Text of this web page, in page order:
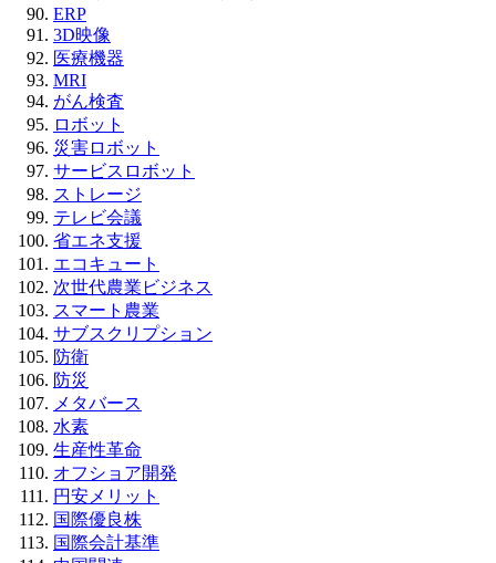
ERP
3D映像
医療機器
MRI
がん検査
ロボット
災害ロボット
サービスロボット
ストレージ
テレビ会議
省エネ支援
エコキュート
次世代農業ビジネス
スマート農業
サブスクリプション
防衛
防災
メタバース
水素
生産性革命
オフショア開発
円安メリット
国際優良株
国際会計基準